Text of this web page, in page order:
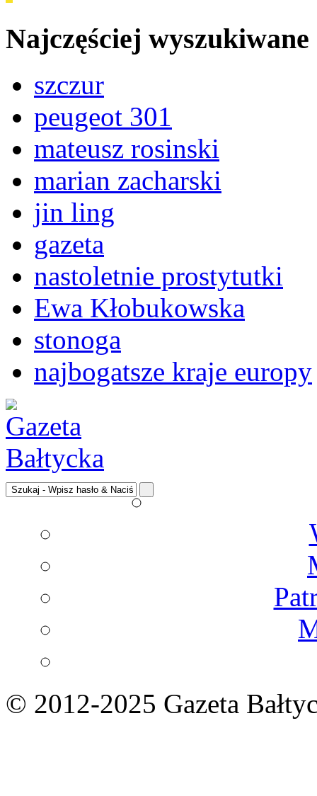
Najczęściej wyszukiwane
szczur
peugeot 301
mateusz rosinski
marian zacharski
jin ling
gazeta
nastoletnie prostytutki
Ewa Kłobukowska
stonoga
najbogatsze kraje europy
© 2012-2025 Gazeta